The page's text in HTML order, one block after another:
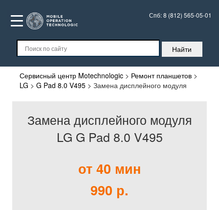
Спб:8 (812) 565-05-01
Сервисный центр Motechnologic > Ремонт планшетов >
LG > G Pad 8.0 V495 > Замена дисплейного модуля
Замена дисплейного модуля
LG G Pad 8.0 V495
от 40 мин
990 р.